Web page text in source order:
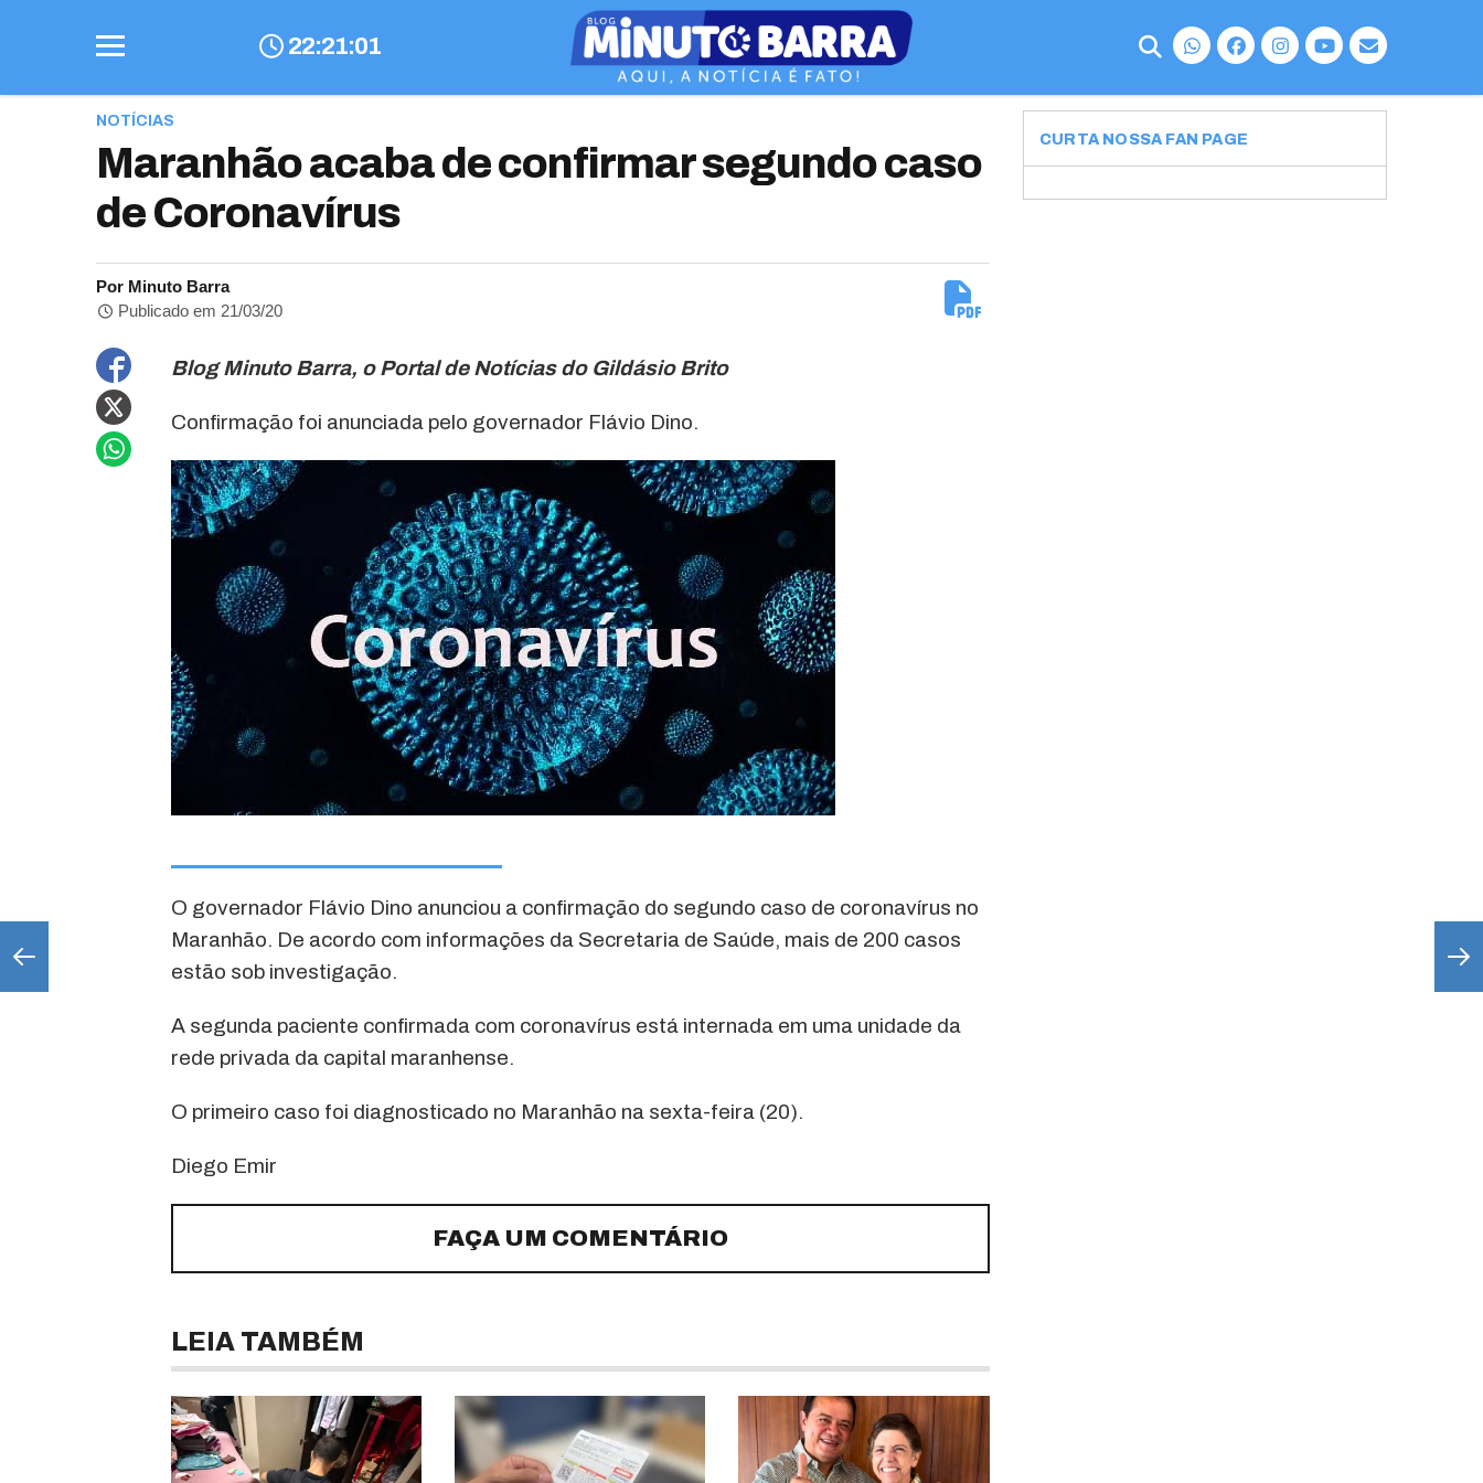
22:21:02
NOTÍCIAS
Maranhão acaba de confirmar segundo caso
de Coronavírus
Por Minuto Barra
Publicado em 21/03/20
Blog Minuto Barra, o Portal de Notícias do Gildásio Brito
Confirmação foi anunciada pelo governador Flávio Dino.
O governador Flávio Dino anunciou a confirmação do segundo caso de coronavírus no
Maranhão. De acordo com informações da Secretaria de Saúde, mais de 200 casos
estão sob investigação.
A segunda paciente confirmada com coronavírus está internada em uma unidade da
rede privada da capital maranhense.
O primeiro caso foi diagnosticado no Maranhão na sexta-feira (20).
Diego Emir
FAÇA UM COMENTÁRIO
LEIA TAMBÉM
CURTA NOSSA FAN PAGE